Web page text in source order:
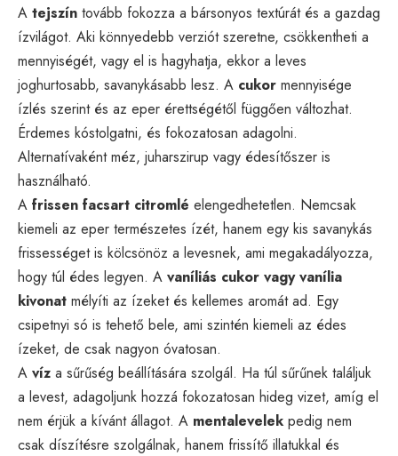
A tejszín tovább fokozza a bársonyos textúrát és a gazdag
ízvilágot. Aki könnyedebb verziót szeretne, csökkentheti a
mennyiségét, vagy el is hagyhatja, ekkor a leves
joghurtosabb, savanykásabb lesz. A cukor mennyisége
ízlés szerint és az eper érettségétől függően változhat.
Érdemes kóstolgatni, és fokozatosan adagolni.
Alternatívaként méz, juharszirup vagy édesítőszer is
használható.
A frissen facsart citromlé elengedhetetlen. Nemcsak
kiemeli az eper természetes ízét, hanem egy kis savanykás
frissességet is kölcsönöz a levesnek, ami megakadályozza,
hogy túl édes legyen. A vaníliás cukor vagy vanília
kivonat mélyíti az ízeket és kellemes aromát ad. Egy
csipetnyi só is tehető bele, ami szintén kiemeli az édes
ízeket, de csak nagyon óvatosan.
A víz a sűrűség beállítására szolgál. Ha túl sűrűnek találjuk
a levest, adagoljunk hozzá fokozatosan hideg vizet, amíg el
nem érjük a kívánt állagot. A mentalevelek pedig nem
csak díszítésre szolgálnak, hanem frissítő illatukkal és